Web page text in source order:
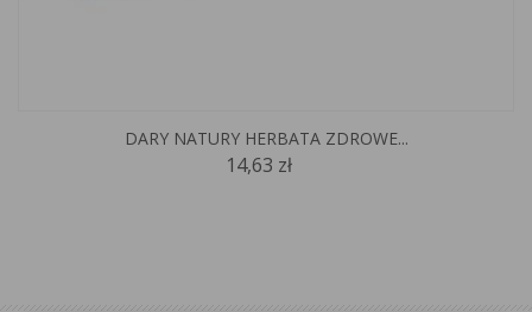
DARY NATURY HERBATA ZDROWE...
14,63 zł